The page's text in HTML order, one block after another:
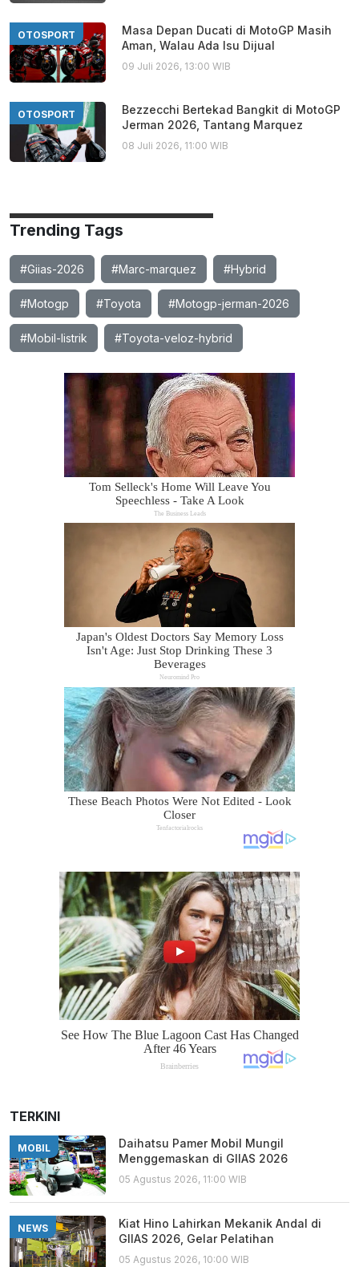
OTOSPORT
Masa Depan Ducati di MotoGP Masih
Aman, Walau Ada Isu Dijual
09 Juli 2026, 13:00 WIB
OTOSPORT
Bezzecchi Bertekad Bangkit di MotoGP
Jerman 2026, Tantang Marquez
08 Juli 2026, 11:00 WIB
Trending Tags
#Giias-2026 #Marc-marquez #Hybrid
#Motogp #Toyota #Motogp-jerman-2026
#Mobil-listrik #Toyota-veloz-hybrid
TERKINI
MOBIL
Daihatsu Pamer Mobil Mungil
Menggemaskan di GIIAS 2026
05 Agustus 2026, 11:00 WIB
NEWS
Kiat Hino Lahirkan Mekanik Andal di
GIIAS 2026, Gelar Pelatihan
05 Agustus 2026, 10:00 WIB